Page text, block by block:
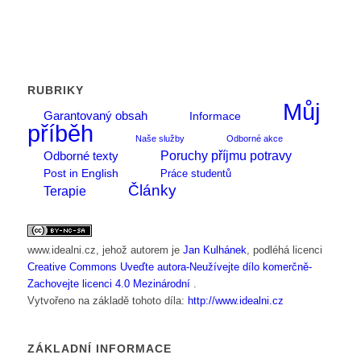
RUBRIKY
Garantovaný obsah
Informace
Můj
příběh
Naše služby Odborné akce
Odborné texty Poruchy příjmu potravy
Post in English Práce studentů
Terapie Články
www.idealni.cz , jehož autorem je Jan Kulhánek , podléhá licenci
Creative Commons Uveďte autora-Neužívejte dílo komerčně-
Zachovejte licenci 4.0 Mezinárodní
Vytvořeno na základě tohoto díla: http://www.idealni.cz
ZÁKLADNÍ INFORMACE